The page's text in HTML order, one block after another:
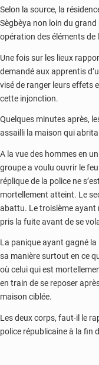
Selon la source, la
Sègbèya non loin du grand
opération des éléments de
Une fois sur les lieux
demandé aux apprentis
visé de ranger leurs effets
cette injonction.
Quelques minutes après,
assailli la maison qui
A la vue des hommes en
groupe a voulu ouvrir le
réplique de la police ne
mortellement atteint. Le
abattu. Le troisième ayant
pris la fuite avant de se
La panique ayant gagné la
sa manière surtout en ce
où celui qui est
en train de se reposer
maison ciblée.
Les deux corps, faut-il le
police républicaine à la fin